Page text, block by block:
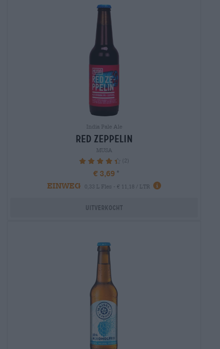
India Pale Ale
red zeppelin
MUSA
90% (2)
€ 3,69
EINWEG
0,33 L Fles - € 11,18 / LTR
Uitverkocht